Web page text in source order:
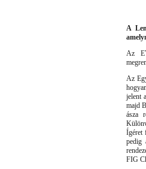
A
Az
Az
jelent
majd
ásza
Ígéret
pedig
FIG